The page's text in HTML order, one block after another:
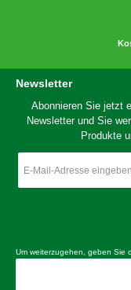
Newsletter
Abonnieren Sie jetzt
Newsletter und Sie
Produkte
Mail-
*
Um weiterzugehen, geben Sie